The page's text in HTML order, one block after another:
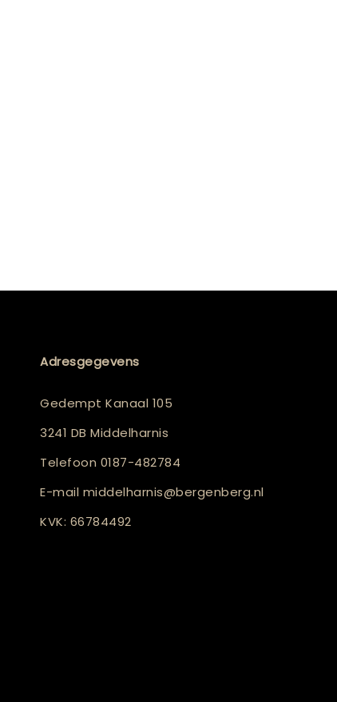
Adresgegevens
Gedempt Kanaal 105
3241 DB Middelharnis
Telefoon 0187-482784
E-mail middelharnis@bergenberg.nl
KVK: 66784492